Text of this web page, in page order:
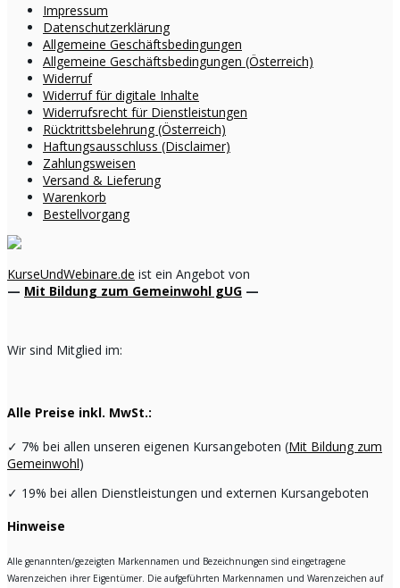
Impressum
Datenschutzerklärung
Allgemeine Geschäftsbedingungen
Allgemeine Geschäftsbedingungen (Österreich)
Widerruf
Widerruf für digitale Inhalte
Widerrufsrecht für Dienstleistungen
Rücktrittsbelehrung (Österreich)
Haftungsausschluss (Disclaimer)
Zahlungsweisen
Versand & Lieferung
Warenkorb
Bestellvorgang
KurseUndWebinare.de ist ein Angebot von
— Mit Bildung zum Gemeinwohl gUG —
Wir sind Mitglied im:
Alle Preise inkl. MwSt.:
✓ 7% bei allen unseren eigenen Kursangeboten (Mit Bildung zum
Gemeinwohl)
✓ 19% bei allen Dienstleistungen und externen Kursangeboten
Hinweise
Alle genannten/gezeigten Markennamen und Bezeichnungen sind eingetragene
Warenzeichen ihrer Eigentümer. Die aufgeführten Markennamen und Warenzeichen auf